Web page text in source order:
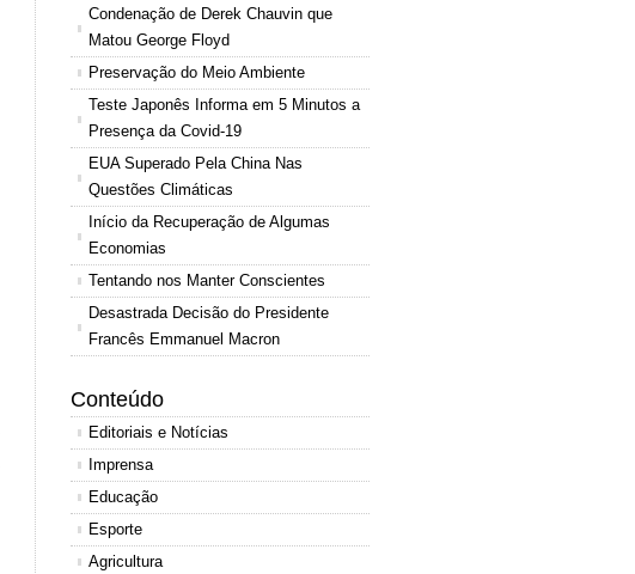
Condenação de Derek Chauvin que
Matou George Floyd
Preservação do Meio Ambiente
Teste Japonês Informa em 5 Minutos a
Presença da Covid-19
EUA Superado Pela China Nas
Questões Climáticas
Início da Recuperação de Algumas
Economias
Tentando nos Manter Conscientes
Desastrada Decisão do Presidente
Francês Emmanuel Macron
Conteúdo
Editoriais e Notícias
Imprensa
Educação
Esporte
Agricultura